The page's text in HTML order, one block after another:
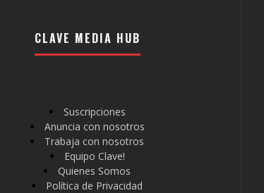
CLAVE MEDIA HUB
Suscripciones
Anuncia con nosotros
Trabaja con nosotros
Equipo Clave!
Quienes Somos
Política de Privacidad